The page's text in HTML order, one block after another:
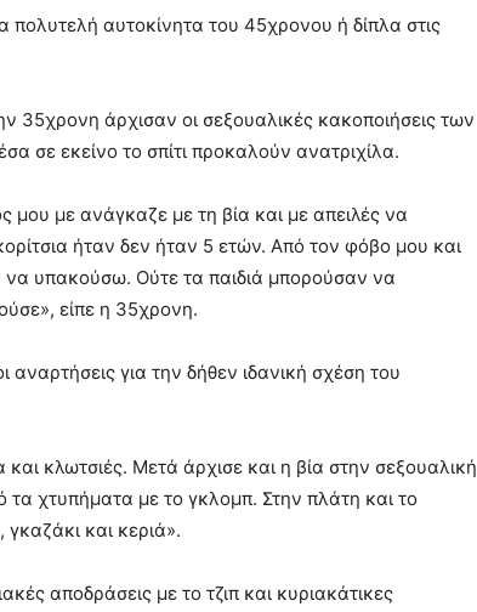
αυτοκίνητα του 45χρονου ή δίπλα στις
άρχισαν οι σεξουαλικές κακοποιήσεις των
σε εκείνο το σπίτι προκαλούν ανατριχίλα.
μου με ανάγκαζε με τη βία και με απειλές να
ήταν δεν ήταν 5 ετών. Από τον φόβο μου και
υπακούσω. Ούτε τα παιδιά μπορούσαν να
είπε η 35χρονη.
αναρτήσεις για την δήθεν ιδανική σχέση του
κλωτσιές. Μετά άρχισε και η βία στην σεξουαλική
χτυπήματα με το γκλομπ. Στην πλάτη και το
και κεριά».
αποδράσεις με το τζιπ και κυριακάτικες